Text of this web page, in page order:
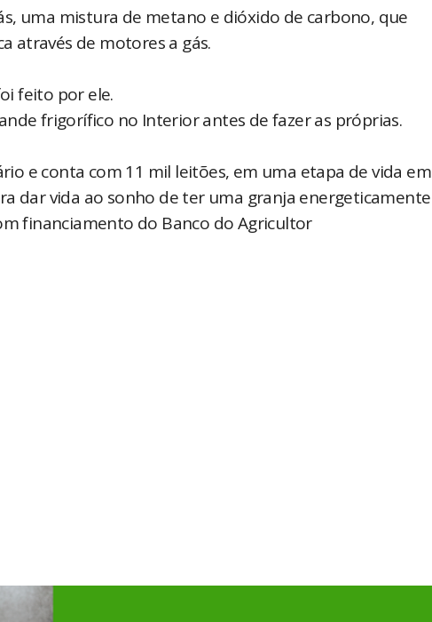
uma mistura de metano e dióxido de carbono, que
através de motores a gás.
feito por ele.
frigorífico no Interior antes de fazer as próprias.
e conta com 11 mil leitões, em uma etapa de vida em
dar vida ao sonho de ter uma granja energeticamente
financiamento do Banco do Agricultor